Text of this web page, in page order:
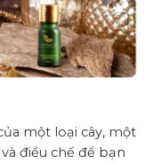
một loại cây, một
điều chế để bạn